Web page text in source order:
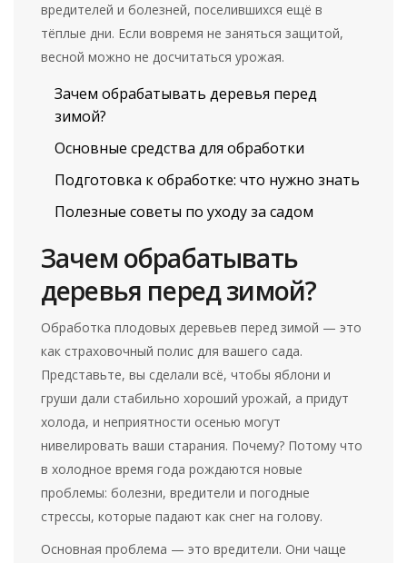
вредителей и болезней, поселившихся ещё в
тёплые дни. Если вовремя не заняться защитой,
весной можно не досчитаться урожая.
Зачем обрабатывать деревья перед
зимой?
Основные средства для обработки
Подготовка к обработке: что нужно знать
Полезные советы по уходу за садом
Зачем обрабатывать
деревья перед зимой?
Обработка плодовых деревьев перед зимой — это
как страховочный полис для вашего сада.
Представьте, вы сделали всё, чтобы яблони и
груши дали стабильно хороший урожай, а придут
холода, и неприятности осенью могут
нивелировать ваши старания. Почему? Потому что
в холодное время года рождаются новые
проблемы: болезни, вредители и погодные
стрессы, которые падают как снег на голову.
Основная проблема — это вредители. Они чаще